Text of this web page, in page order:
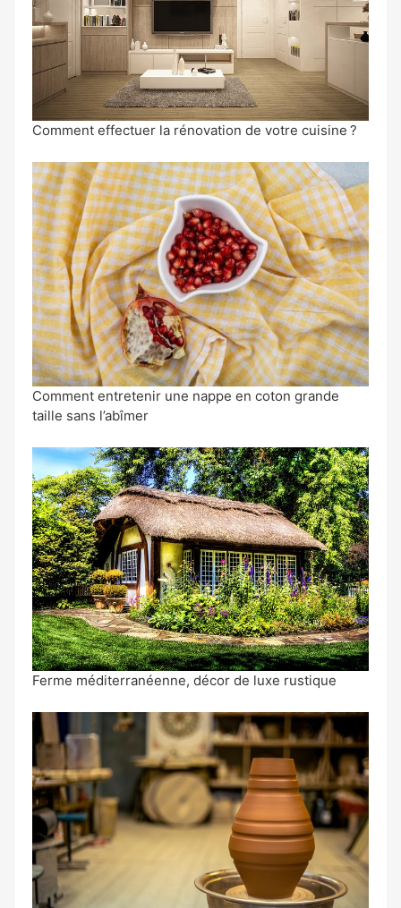
Comment effectuer la rénovation de votre cuisine ?
Comment entretenir une nappe en coton grande
taille sans l’abîmer
Ferme méditerranéenne, décor de luxe rustique